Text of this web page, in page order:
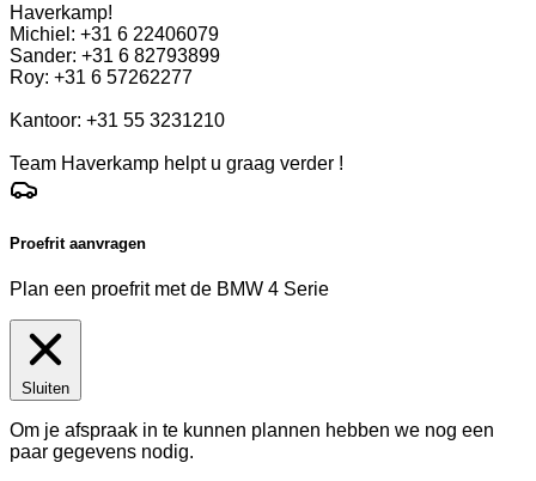
Haverkamp!
Michiel: +31 6 22406079
Sander: +31 6 82793899
Roy: +31 6 57262277
Kantoor: +31 55 3231210
Team Haverkamp helpt u graag verder !
Proefrit aanvragen
Plan een proefrit met de BMW 4 Serie
Sluiten
Om je afspraak in te kunnen plannen hebben we nog een
paar gegevens nodig.